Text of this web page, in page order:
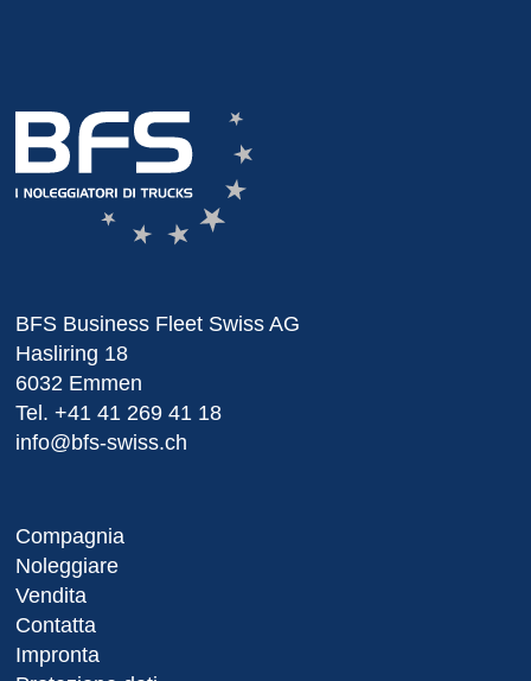
BFS Business Fleet Swiss AG
Hasliring 18
6032 Emmen
Tel. +41 41 269 41 18
info@bfs-swiss.ch
Compagnia
Noleggiare
Vendita
Contatta
Impronta